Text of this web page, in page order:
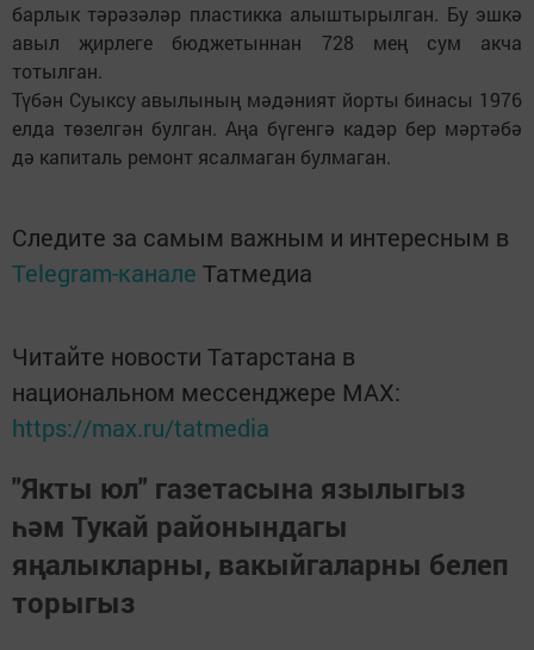
барлык тәрәзәләр пластикка алыштырылган. Бу эшкә
авыл җирлеге бюджетыннан 728 мең сум акча
тотылган.
Түбән Суыксу авылының мәдәният йорты бинасы 1976
елда төзелгән булган. Аңа бүгенгә кадәр бер мәртәбә
дә капиталь ремонт ясалмаган булмаган.
Следите за самым важным и интересным в
Telegram-канале Татмедиа
Читайте новости Татарстана в
национальном мессенджере MАХ:
https://max.ru/tatmedia
"Якты юл" газетасына язылыгыз
һәм Тукай районындагы
яңалыкларны, вакыйгаларны белеп
торыгыз